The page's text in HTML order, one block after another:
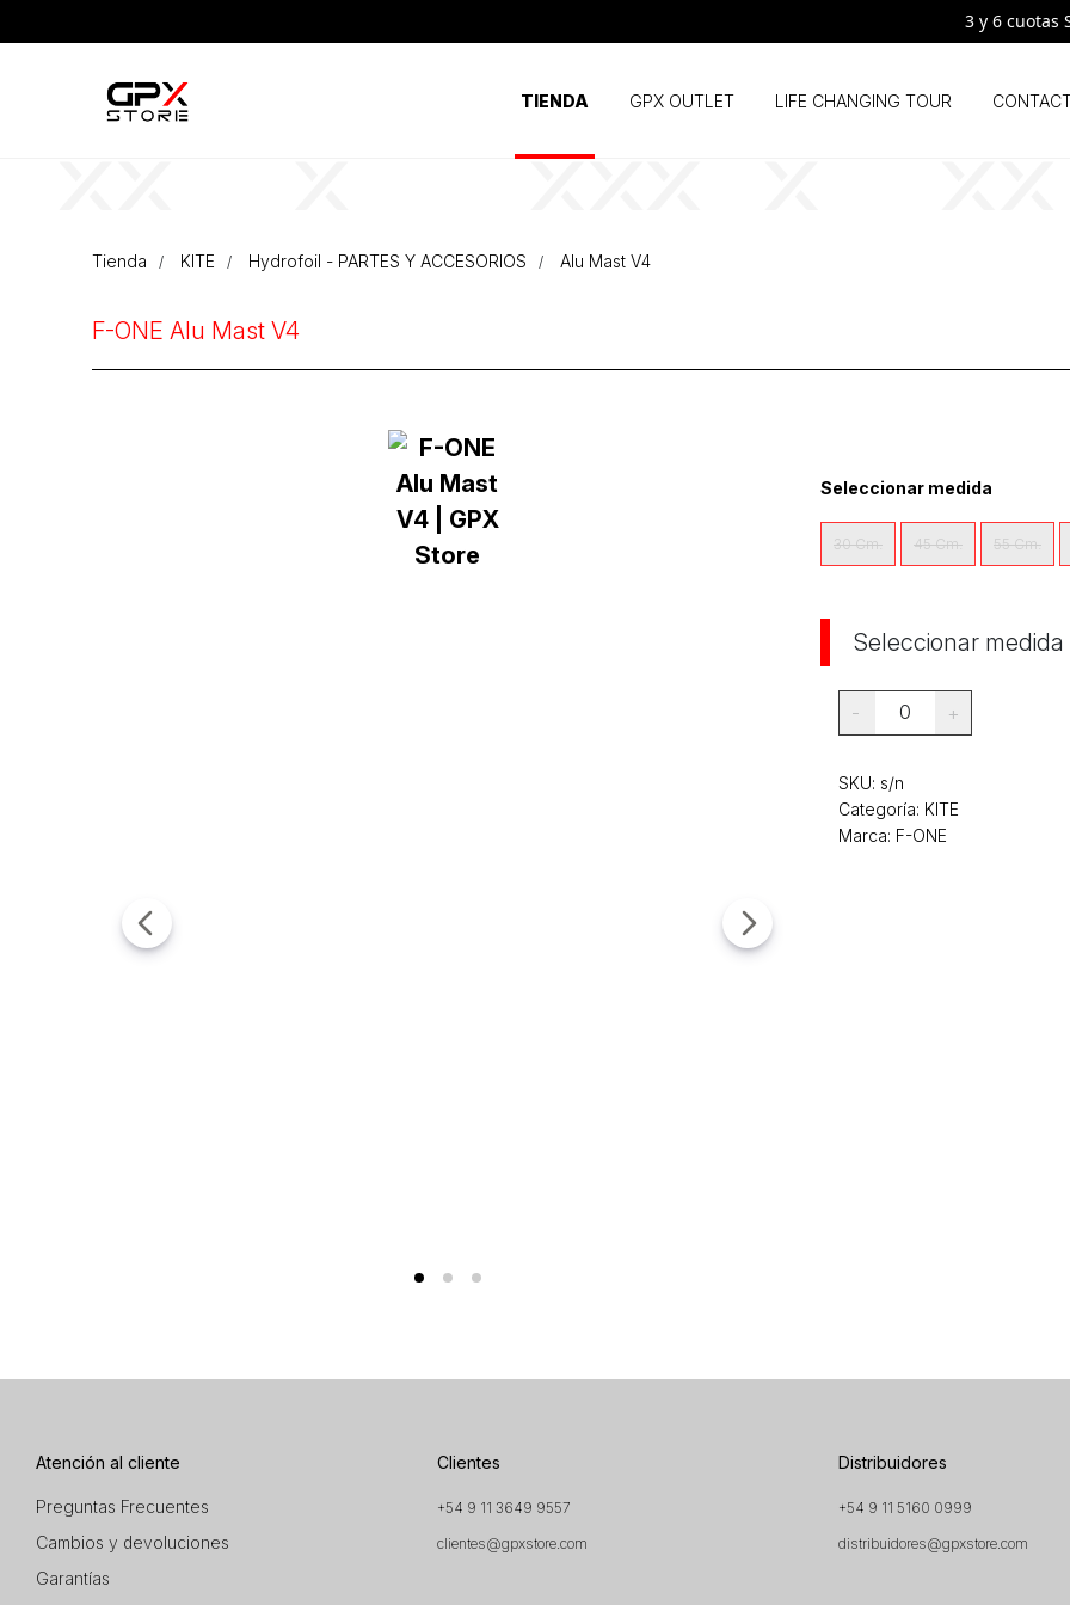
3 y 6 cuotas
TIENDA GPX OUTLET LIFE CHANGING TOUR
Tienda KITE Hydrofoil - PARTES Y ACCESORIOS Alu Mast V4
F-ONE Alu Mast V4
Seleccionar medida
30 Cm. 45 Cm. 55 Cm.
Seleccionar medida
- 0 +
SKU: s/n
Categoría: KITE
Marca: F-ONE
Atención al cliente
Preguntas Frecuentes
Cambios y devoluciones
Garantías
Clientes
+54 9 11 3649 9557
clientes@gpxstore.com
Distribuidores
+54 9 11 5160 0999
distribuidores@gpxstore.com